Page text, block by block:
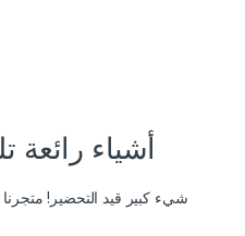
أشياء رائعة
شيء كبير قيد التحضير!